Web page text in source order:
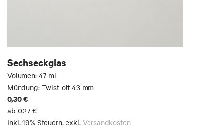
Sechseckglas
Volumen: 47 ml
Mündung: Twist-off 43 mm
0,30 €
ab 0,27 €
Inkl. 19% Steuern, exkl. Versandkosten